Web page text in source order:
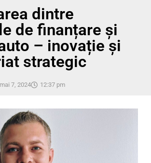
dintre
de finanțare și
– inovație și
strategic
mai 7, 2024 12:37 pm